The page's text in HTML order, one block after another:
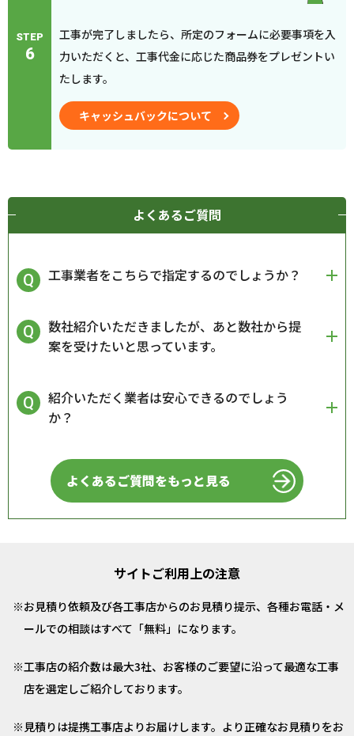
STEP
6
工事が完了しましたら、所定のフォームに必要事項を入
力いただくと、工事代金に応じた商品券をプレゼントい
たします。
キャッシュバックについて
よくあるご質問
工事業者をこちらで指定するのでしょうか？
数社紹介いただきましたが、あと数社から提
案を受けたいと思っています。
紹介いただく業者は安心できるのでしょう
か？
よくあるご質問をもっと見る
サイトご利用上の注意
お見積り依頼及び各工事店からのお見積り提示、各種お電話・メ
ールでの相談はすべて「無料」になります。
工事店の紹介数は最大3社、お客様のご要望に沿って最適な工事
店を選定しご紹介しております。
見積りは提携工事店よりお届けします。より正確なお見積りをお